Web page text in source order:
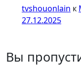
tvshouonlain к
27.12.2025
Вы